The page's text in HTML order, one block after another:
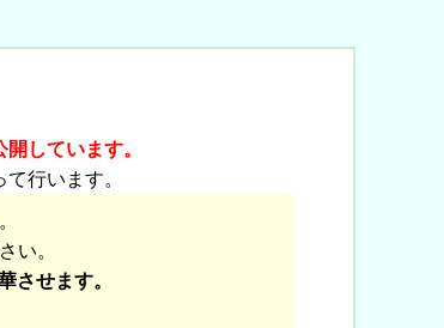
しています。
行います。
い。
させます。